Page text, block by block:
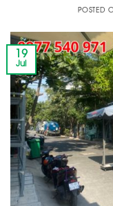
POSTED
19
Jul